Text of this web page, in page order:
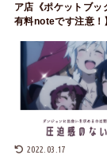
ア店《ポケットブ
有料noteです注意！
2022.03.17